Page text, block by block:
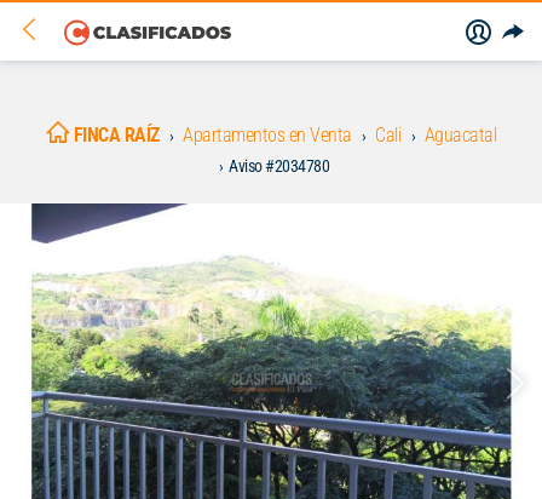
FINCA RAÍZ Apartamentos en Venta Cali Aguacatal
Aviso #2034780